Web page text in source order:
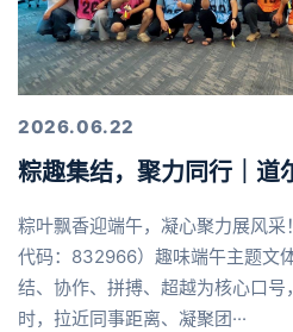
2026.06.22
粽趣集结，聚力同行｜道
粽叶飘香迎端午，凝心聚力展风
代码：832966）趣味端午主题文
结、协作、拼搏、超越为核心口
时，拉近同事距离、凝聚团···